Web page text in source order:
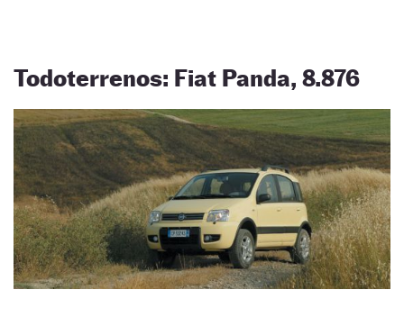
Todoterrenos: Fiat Panda, 8.876